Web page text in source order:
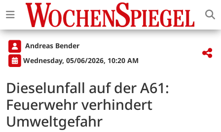
Andreas Bender
Wednesday, 05/06/2026, 10:20 AM
Dieselunfall auf der A61:
Feuerwehr verhindert
Umweltgefahr